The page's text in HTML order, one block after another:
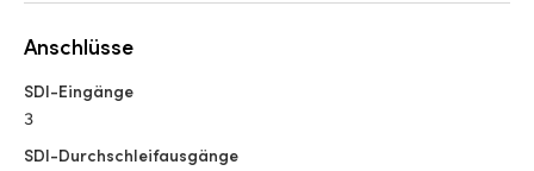
Portugal
Anschlüsse
SDI-Eingänge
3
SDI-Durchschleifausgänge